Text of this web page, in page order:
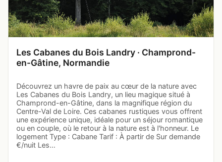
Les Cabanes du Bois Landry · Champrond-
en-Gâtine, Normandie
Découvrez un havre de paix au cœur de la nature avec
Les Cabanes du Bois Landry, un lieu magique situé à
Champrond-en-Gâtine, dans la magnifique région du
Centre-Val de Loire. Ces cabanes rustiques vous offrent
une expérience unique, idéale pour un séjour romantique
ou en couple, où le retour à la nature est à l'honneur. Le
logement Type : Cabane Tarif : À partir de Sur demande
€/nuit Les…